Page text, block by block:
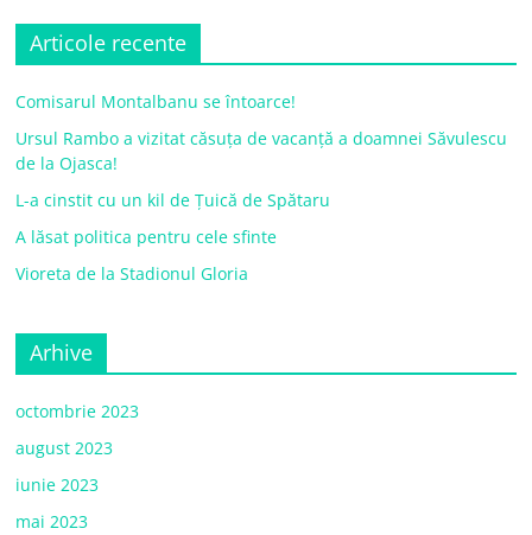
Articole recente
Comisarul Montalbanu se întoarce!
Ursul Rambo a vizitat căsuța de vacanță a doamnei Săvulescu
de la Ojasca!
L-a cinstit cu un kil de Țuică de Spătaru
A lăsat politica pentru cele sfinte
Vioreta de la Stadionul Gloria
Arhive
octombrie 2023
august 2023
iunie 2023
mai 2023